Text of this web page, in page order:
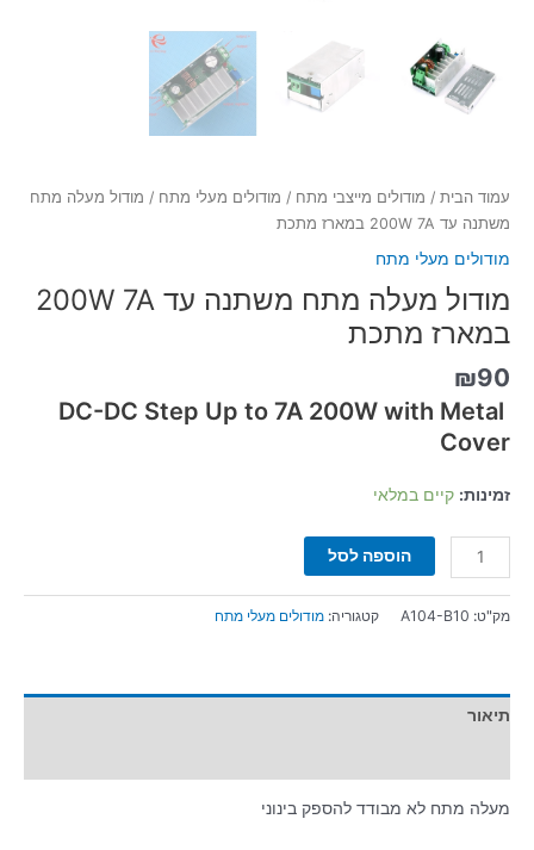
עמוד הבית / מודולים מייצבי מתח / מודולים מעלי מתח / מודול מעלה מתח
משתנה עד 200W 7A במארז מתכת
מודולים מעלי מתח
מודול מעלה מתח משתנה עד 200W 7A
במארז מתכת
₪90
DC-DC Step Up to 7A 200W with Metal
Cover
זמינות: קיים במלאי
הוספה לסל
מק"ט: A104-B10 קטגוריה: מודולים מעלי מתח
תיאור
מעלה מתח לא מבודד להספק בינוני